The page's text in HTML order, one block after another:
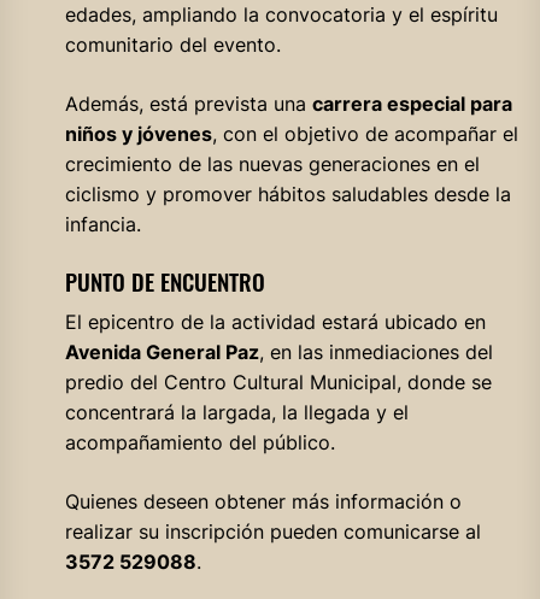
edades, ampliando la convocatoria y el espíritu
comunitario del evento.
Además, está prevista una carrera especial para
niños y jóvenes, con el objetivo de acompañar el
crecimiento de las nuevas generaciones en el
ciclismo y promover hábitos saludables desde la
infancia.
PUNTO DE ENCUENTRO
El epicentro de la actividad estará ubicado en
Avenida General Paz, en las inmediaciones del
predio del Centro Cultural Municipal, donde se
concentrará la largada, la llegada y el
acompañamiento del público.
Quienes deseen obtener más información o
realizar su inscripción pueden comunicarse al
3572 529088.